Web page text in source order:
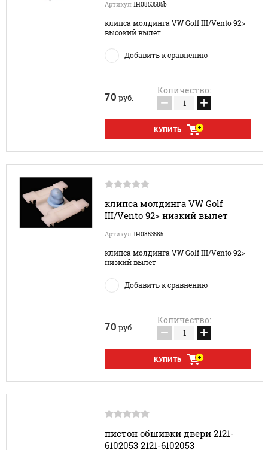
Артикул:1H0853585b
клипса молдинга VW Golf III/Vento 92>
высокий вылет
Добавить к сравнению
70 руб.
Количество:
− +
КУПИТЬ
клипса молдинга VW Golf
III/Vento 92> низкий вылет
Артикул:1H0853585
клипса молдинга VW Golf III/Vento 92>
низкий вылет
Добавить к сравнению
70 руб.
Количество:
− +
КУПИТЬ
пистон обшивки двери 2121-
6102053 2121-6102053